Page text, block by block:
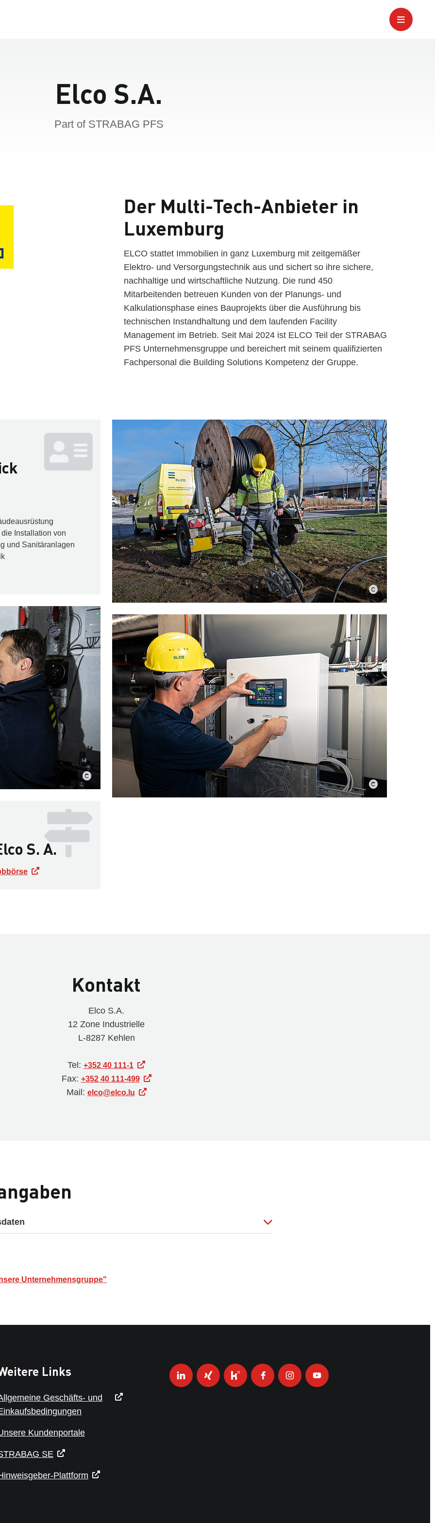
Elco S.A.
Part of STRABAG PFS
Der Multi-Tech-Anbieter in
Luxemburg
ELCO stattet Immobilien in ganz Luxemburg mit zeitgemäßer
Elektro- und Versorgungstechnik aus und sichert so ihre sichere,
nachhaltige und wirtschaftliche Nutzung. Die rund 450
Mitarbeitenden betreuen Kunden von der Planungs- und
Kalkulationsphase eines Bauprojekts über die Ausführung bis
technischen Instandhaltung und dem laufenden Facility
Management im Betrieb. Seit Mai 2024 ist ELCO Teil der STRABAG
PFS Unternehmensgruppe und bereichert mit seinem qualifizierten
Fachpersonal die Building Solutions Kompetenz der Gruppe.
Installation von
und Sanitäranlagen
S. A.
Kontakt
Elco S.A.
12 Zone Industrielle
L-8287 Kehlen
Tel: +352 40 111-1
Fax: +352 40 111-499
Mail: elco@elco.lu
Unternehmensgruppe"
Links
Geschäfts- und
Kundenportale
SE
Plattform